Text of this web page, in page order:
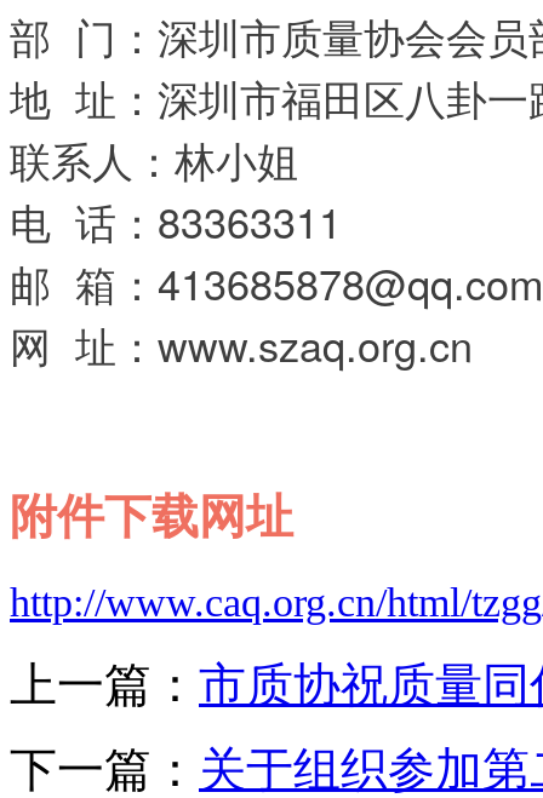
部 门：深圳市质量协会会员
地 址：深圳市福田区八卦
联系人：林小姐
电 话：83363311
邮 箱：413685878@qq.com
网 址：www.szaq.org.cn
附件下载网址
http://www.caq.org.cn/html/
上一篇： 市质协祝质量
下一篇： 关于组织参加